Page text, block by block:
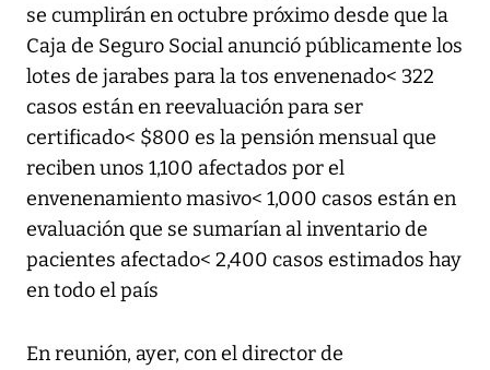
se cumplirán en octubre próximo desde que la
Caja de Seguro Social anunció públicamente los
lotes de jarabes para la tos envenenado< 322
casos están en reevaluación para ser
certificado< $800 es la pensión mensual que
reciben unos 1,100 afectados por el
envenenamiento masivo< 1,000 casos están en
evaluación que se sumarían al inventario de
pacientes afectado< 2,400 casos estimados hay
en todo el país
En reunión, ayer, con el director de